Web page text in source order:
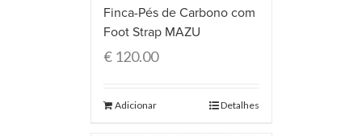
Finca-Pés de Carbono com
Foot Strap MAZU
€120.00
Adicionar Detalhes